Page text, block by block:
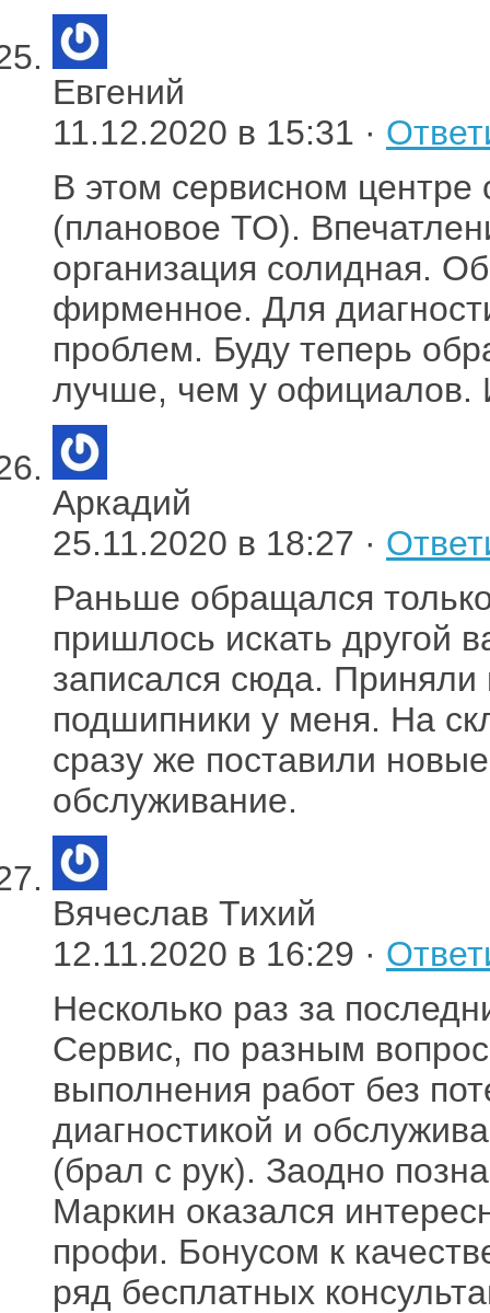
Евгений
11.12.2020 в 15:31 ·
В этом сервисном
(плановое ТО).
организация солидная.
фирменное. Для
проблем. Буду теперь
лучше, чем у официалов.
Аркадий
25.11.2020 в 18:27 ·
Раньше обращался
пришлось искать другой
записался сюда.
подшипники у меня. На
сразу же поставили
обслуживание.
Вячеслав Тихий
12.11.2020 в 16:29 ·
Несколько раз за
Сервис, по разным
выполнения работ без
диагностикой и
(брал с рук). Заодно
Маркин оказался
профи. Бонусом к
ряд бесплатных